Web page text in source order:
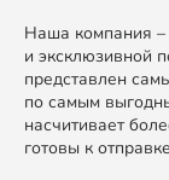
Наша компания –
и эксклюзивной
представлен
по самым
насчитивает
готовы к